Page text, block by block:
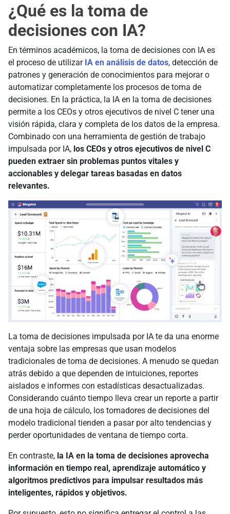
¿Qué es la toma de
decisiones con IA?
En términos académicos, la toma de decisiones con IA es
el proceso de utilizar IA en análisis de datos, detección de
patrones y generación de conocimientos para mejorar o
automatizar completamente los procesos de toma de
decisiones. En la práctica, la IA en la toma de decisiones
permite a los CEOs y otros ejecutivos de nivel C tener una
visión rápida, clara y completa de los datos de la empresa.
Combinado con una herramienta de gestión de trabajo
impulsada por IA, los CEOs y otros ejecutivos de nivel C
pueden extraer sin problemas puntos vitales y
accionables y delegar tareas basadas en datos
relevantes.
La toma de decisiones impulsada por IA te da una enorme
ventaja sobre las empresas que usan modelos
tradicionales de toma de decisiones. A menudo se quedan
atrás debido a que dependen de intuiciones, reportes
aislados e informes con estadísticas desactualizadas.
Considerando cuánto tiempo lleva crear un reporte a partir
de una hoja de cálculo, los tomadores de decisiones del
modelo tradicional tienden a pasar por alto tendencias y
perder oportunidades de ventana de tiempo corta.
En contraste, la IA en la toma de decisiones aprovecha
información en tiempo real, aprendizaje automático y
algoritmos predictivos para impulsar resultados más
inteligentes, rápidos y objetivos.